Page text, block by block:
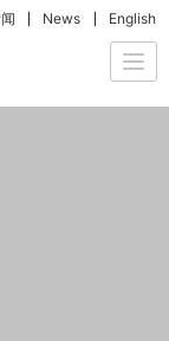
News English